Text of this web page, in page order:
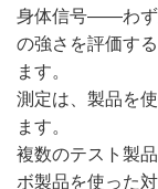
身体信号――わず
の強さを評価す
ます。
測定は、製品を
ます。
複数のテスト製
ボ製品を使った